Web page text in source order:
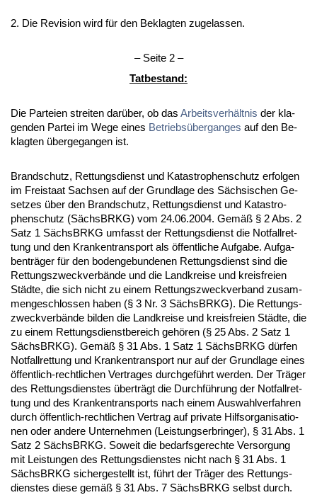
2. Die Re­vi­si­on wird für den Be­klag­ten zu­ge­las­sen.
– Sei­te 2 –
Tat­be­stand:
Die Par­tei­en strei­ten darüber, ob das Ar­beits­verhält­nis der kla­
gen­den Par­tei im We­ge ei­nes Be­triebsüber­g­an­ges auf den Be­
klag­ten über­ge­gan­gen ist.
Brand­schutz, Ret­tungs­dienst und Ka­ta­stro­phen­schutz er­fol­gen
im Frei­staat Sach­sen auf der Grund­la­ge des Säch­si­schen Ge­
set­zes über den Brand­schutz, Ret­tungs­dienst und Ka­ta­stro­
phen­schutz (Sächs­BRKG) vom 24.06.2004. Gemäß § 2 Abs. 2
Satz 1 Sächs­BRKG um­fasst der Ret­tungs­dienst die Not­fall­ret­
tung und den Kran­ken­trans­port als öffent­li­che Auf­ga­be. Auf­ga­
ben­träger für den bo­den­ge­bun­de­nen Ret­tungs­dienst sind die
Ret­tungs­zweck­verbände und die Land­krei­se und kreis­frei­en
Städte, die sich nicht zu ei­nem Ret­tungs­zweck­ver­band zu­sam­
men­ge­schlos­sen ha­ben (§ 3 Nr. 3 Sächs­BRKG). Die Ret­tungs­
zweck­verbände bil­den die Land­krei­se und kreis­frei­en Städte, die
zu ei­nem Ret­tungs­dienst­be­reich gehören (§ 25 Abs. 2 Satz 1
Sächs­BRKG). Gemäß § 31 Abs. 1 Satz 1 Sächs­BRKG dürfen
Not­fall­ret­tung und Kran­ken­trans­port nur auf der Grund­la­ge ei­nes
öffent­lich-recht­li­chen Ver­tra­ges durch­geführt wer­den. Der Träger
des Ret­tungs­diens­tes überträgt die Durchführung der Not­fall­ret­
tung und des Kran­ken­trans­ports nach ei­nem Aus­wahl­ver­fah­ren
durch öffent­lich-recht­li­chen Ver­trag auf pri­va­te Hilfs­or­ga­ni­sa­tio­
nen oder an­de­re Un­ter­neh­men (Leis­tungs­er­brin­ger), § 31 Abs. 1
Satz 2 Sächs­BRKG. So­weit die be­darfs­ge­rech­te Ver­sor­gung
mit Leis­tun­gen des Ret­tungs­diens­tes nicht nach § 31 Abs. 1
Sächs­BRKG si­cher­ge­stellt ist, führt der Träger des Ret­tungs­
diens­tes die­se gemäß § 31 Abs. 7 Sächs­BRKG selbst durch.